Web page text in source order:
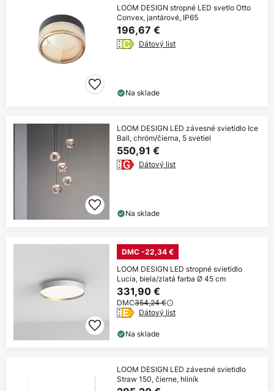
LOOM DESIGN stropné LED svetlo Otto
Convex, jantárové, IP65
196,67 €
Dátový list
Na sklade
LOOM DESIGN LED závesné svietidlo Ice
Ball, chróm/čierna, 5 svetiel
550,91 €
Dátový list
Na sklade
DMC -22,34 €
LOOM DESIGN LED stropné svietidlo
Lucia, biela/zlatá farba Ø 45 cm
331,90 €
DMC354,24 €
Dátový list
Na sklade
LOOM DESIGN LED závesné svietidlo
Straw 150, čierne, hliník